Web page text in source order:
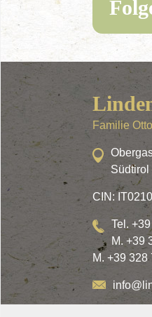
Familie
Südtirol
CIN:
Tel.
M. +39
M. +39 328